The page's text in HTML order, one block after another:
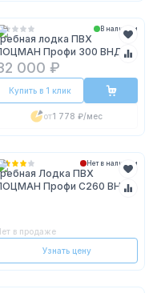
В наличии
лодка ПВХ
Профи 300 ВНД
000 ₽
Купить в 1 клик
от1 778 ₽/мес
Нет в наличии
Лодка ПВХ
Профи С260 ВНД
в продаже
Узнать цену